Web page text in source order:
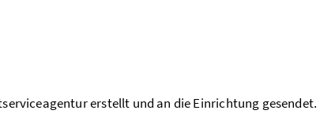
erstellt und an die Einrichtung gesendet.